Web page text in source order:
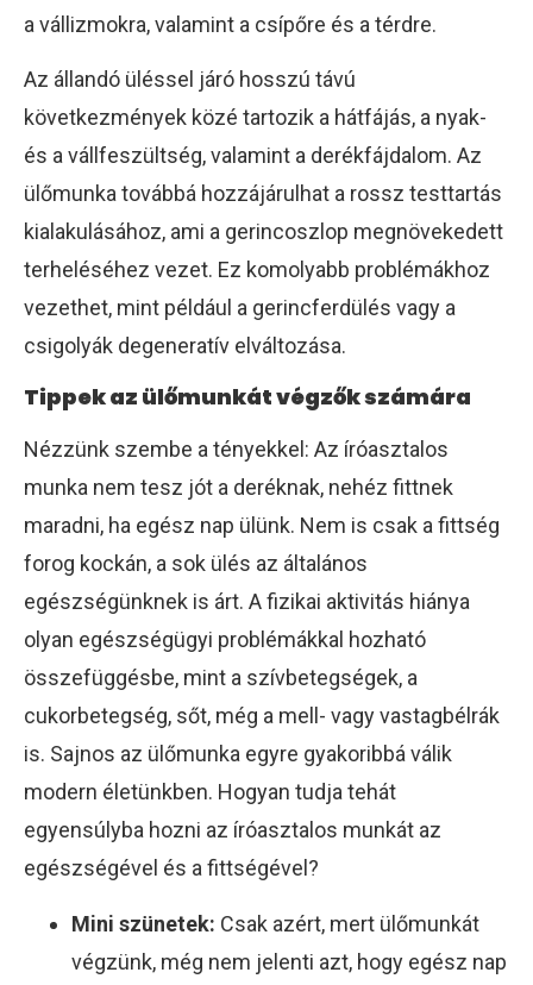
a vállizmokra, valamint a csípőre és a térdre.
Az állandó üléssel járó hosszú távú
következmények közé tartozik a hátfájás, a nyak-
és a vállfeszültség, valamint a derékfájdalom. Az
ülőmunka továbbá hozzájárulhat a rossz testtartás
kialakulásához, ami a gerincoszlop megnövekedett
terheléséhez vezet. Ez komolyabb problémákhoz
vezethet, mint például a gerincferdülés vagy a
csigolyák degeneratív elváltozása.
Tippek az ülőmunkát végzők számára
Nézzünk szembe a tényekkel: Az íróasztalos
munka nem tesz jót a deréknak, nehéz fittnek
maradni, ha egész nap ülünk. Nem is csak a fittség
forog kockán, a sok ülés az általános
egészségünknek is árt. A fizikai aktivitás hiánya
olyan egészségügyi problémákkal hozható
összefüggésbe, mint a szívbetegségek, a
cukorbetegség, sőt, még a mell- vagy vastagbélrák
is. Sajnos az ülőmunka egyre gyakoribbá válik
modern életünkben. Hogyan tudja tehát
egyensúlyba hozni az íróasztalos munkát az
egészségével és a fittségével?
Mini szünetek: Csak azért, mert ülőmunkát
végzünk, még nem jelenti azt, hogy egész nap